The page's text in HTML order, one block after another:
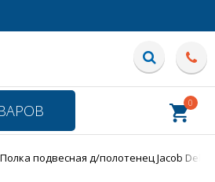
0
Полка подвесная д/полотенец Jacob